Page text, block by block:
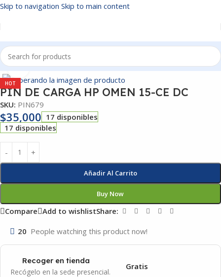
Skip to navigation Skip to main content
Inicio/PIN DE CARGA
HOT
Click to enlarge
PIN DE CARGA HP OMEN 15-CE DC
SKU: PIN679
$35,000 17 disponibles
17 disponibles
Añadir Al Carrito
Buy Now
Compare Add to wishlistShare:
20 People watching this product now!
Recoger en tienda
Recógelo en la sede presencial.
Gratis